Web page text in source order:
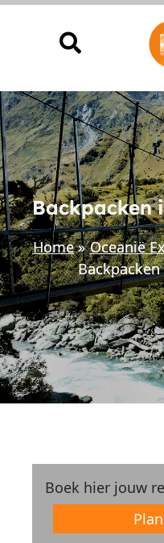
Ga
Backpacken
Home Oceanië
Boek hier jouw